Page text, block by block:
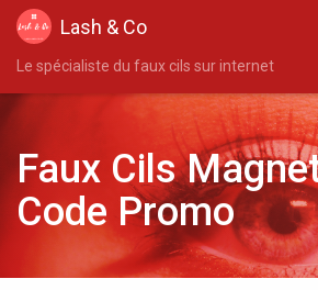
Lash & Co
Le spécialiste du faux cils sur internet
Faux Cils
Code Promo